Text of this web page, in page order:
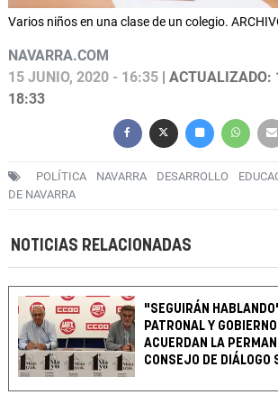
Varios niños en una clase de un colegio.
NAVARRA.COM
15 JUNIO, 2020 - 16:35 |
18:33
POLÍTICA NAVARRA DESARROLLO
DE NAVARRA
NOTICIAS RELACIONADAS
"SEGUIRÁN
PATRONAL Y
ACUERDAN LA
CONSEJO DE DIÁLOGO